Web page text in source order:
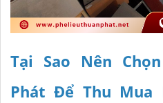
Tại Sao Nên
Phát Để Thu Mua